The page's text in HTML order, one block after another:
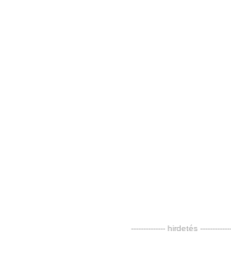
-------------- hirdetés